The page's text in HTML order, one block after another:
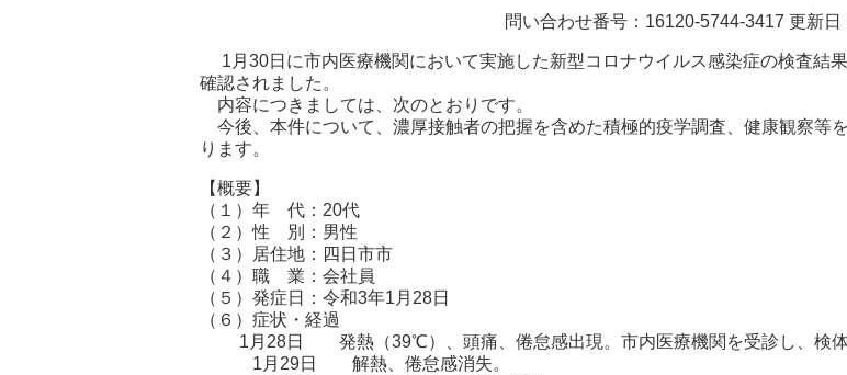
問い合わせ番号：16120-5744-3417 更新日
1月30日に市内医療機関において実施した新型コロナウイルス感染症の検査結
確認されました。
内容につきましては、次のとおりです。
今後、本件について、濃厚接触者の把握を含めた積極的疫学調査、健康観察等
ります。
【概要】
（１）年 代：20代
（２）性 別：男性
（３）居住地：四日市市
（４）職 業：会社員
（５）発症日：令和3年1月28日
（６）症状・経過
1月28日 発熱（39℃）、頭痛、倦怠感出現。市内医療機関を受診し、検体
1月29日 解熱、倦怠感消失。